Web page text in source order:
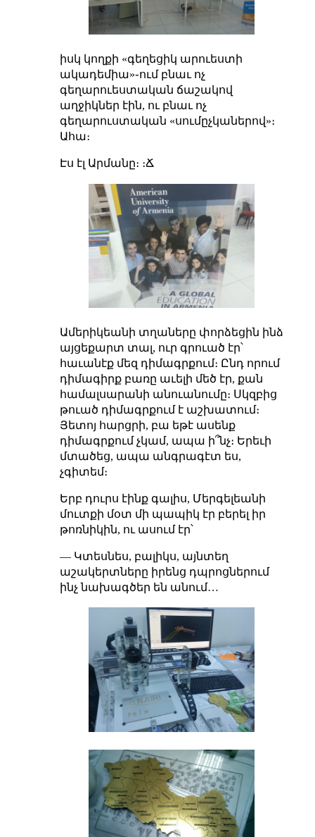
իսկ կողքի «գեղեցիկ արուեստի
ակադեմիա»֊ում բնաւ ոչ
գեղարուեստական ճաշակով
աղջիկներ էին, ու բնաւ ոչ
գեղարուստական «սումըչկաներով»։
Ահա։
Էս էլ Արմանը։ ։Ճ
Ամերիկեանի տղաները փորձեցին ինձ
այցեքարտ տալ, ուր գրուած էր՝
հաւանէք մեզ դիմագրքում։ Ընդ որում
դիմագիրք բառը աւելի մեծ էր, քան
համալսարանի անուանումը։ Սկզբից
թուած դիմագրքում է աշխատում։
Յետոյ հարցրի, բա եթէ ասենք
դիմագրքում չկամ, ապա ի՞նչ։ Երեւի
մտածեց, ապա անգրագէտ ես,
չգիտեմ։
Երբ դուրս էինք գալիս, Մերգելեանի
մուտքի մօտ մի պապիկ էր բերել իր
թոռնիկին, ու ասում էր՝
— Կտեսնես, բալիկս, այնտեղ
աշակերտները իրենց դպրոցներում
ինչ նախագծեր են անում…